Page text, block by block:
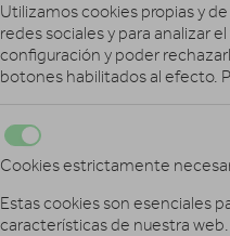
Utilizamos cookies propias y
redes sociales y para analizar
configuración y poder
botones habilitados al efecto.
Cookies estrictamente
Estas cookies son esenciales
características de nuestra web.